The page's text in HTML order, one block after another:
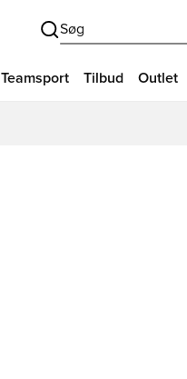
Søg
Teamsport Tilbud Outlet